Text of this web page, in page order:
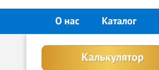
О нас Каталог
Калькулятор